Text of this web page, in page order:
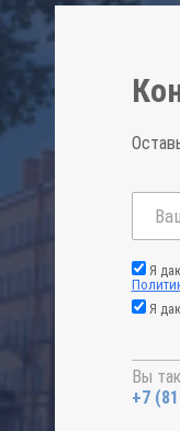
Я
Я
Вы
+7